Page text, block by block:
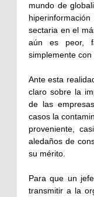
mundo de
sectaria en el
aún es peor,
simplemente con
Ante esta
claro sobre la
de las
casos la
proveniente,
aledaños de
su mérito.
Para que un
transmitir a la